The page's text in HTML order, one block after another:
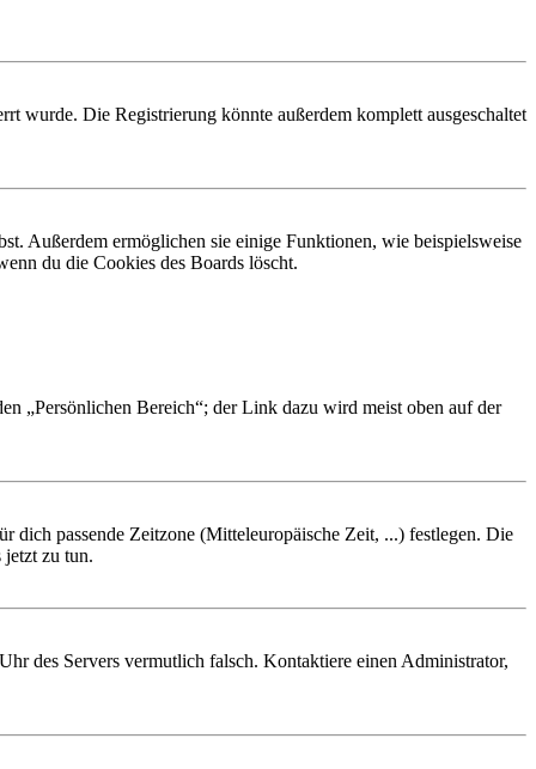
wurde. Die Registrierung könnte außerdem komplett ausgeschaltet
Außerdem ermöglichen sie einige Funktionen, wie beispielsweise
du die Cookies des Boards löscht.
„Persönlichen Bereich“; der Link dazu wird meist oben auf der
dich passende Zeitzone (Mitteleuropäische Zeit, ...) festlegen. Die
jetzt zu tun.
des Servers vermutlich falsch. Kontaktiere einen Administrator,